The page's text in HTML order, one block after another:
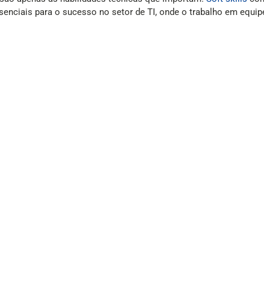
para o sucesso no setor de TI, onde o trabalho em